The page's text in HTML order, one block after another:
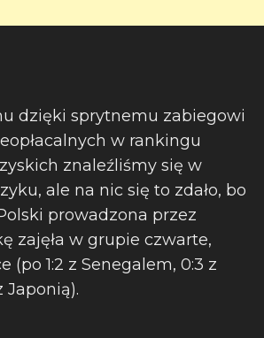
dzięki sprytnemu zabiegowi
w rankingu
znaleźliśmy się w
ale na nic się to zdało, bo
prowadzona przez
zajęła w grupie czwarte,
(po 1:2 z Senegalem, 0:3 z
Japonią).